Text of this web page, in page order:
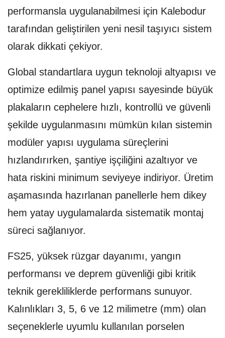
performansla uygulanabilmesi için Kalebodur
tarafından geliştirilen yeni nesil taşıyıcı sistem
olarak dikkati çekiyor.
Global standartlara uygun teknoloji altyapısı ve
optimize edilmiş panel yapısı sayesinde büyük
plakaların cephelere hızlı, kontrollü ve güvenli
şekilde uygulanmasını mümkün kılan sistemin
modüler yapısı uygulama süreçlerini
hızlandırırken, şantiye işçiliğini azaltıyor ve
hata riskini minimum seviyeye indiriyor. Üretim
aşamasında hazırlanan panellerle hem dikey
hem yatay uygulamalarda sistematik montaj
süreci sağlanıyor.
FS25, yüksek rüzgar dayanımı, yangın
performansı ve deprem güvenliği gibi kritik
teknik gerekliliklerde performans sunuyor.
Kalınlıkları 3, 5, 6 ve 12 milimetre (mm) olan
seçeneklerle uyumlu kullanılan porselen